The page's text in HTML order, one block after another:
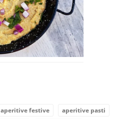
aperitive festive
aperitive pasti